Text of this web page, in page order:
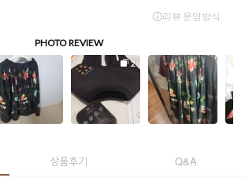
상품후기 Q&A